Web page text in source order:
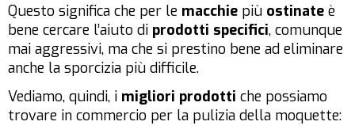
Questo significa che per le macchie più ostinate è
bene cercare l’aiuto di prodotti specifici, comunque
mai aggressivi, ma che si prestino bene ad eliminare
anche la sporcizia più difficile.
Vediamo, quindi, i migliori prodotti che possiamo
trovare in commercio per la pulizia della moquette: